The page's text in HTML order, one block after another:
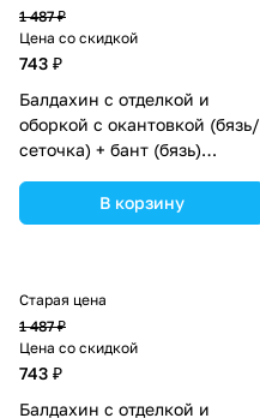
1 487 ₽
Цена со скидкой
743 ₽
Балдахин с отделкой и
оборкой с окантовкой (бязь/
сеточка) + бант (бязь)
ассортименте.В корзину
Старая цена
1 487 ₽
Цена со скидкой
743 ₽
Балдахин с отделкой и